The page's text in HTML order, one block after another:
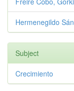
Hermenegildo
Subject
Crecimiento